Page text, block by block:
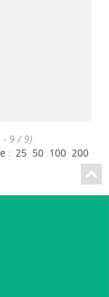
- 9 / 9)
: 25 50 100 200